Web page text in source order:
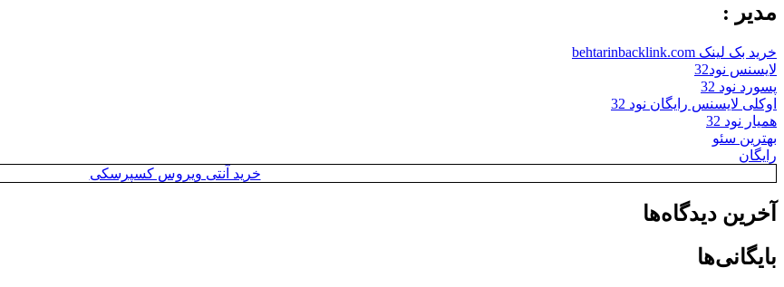
مدیر :
خرید بک لینک behtarinbacklink.com
لایسنس نود32
پسورد نود 32
اوکلی لایسنس رایگان نود 32
همیار نود 32
بهترین سئو
رایگان
خرید آنتی ویروس کسپرسکی
آخرین دیدگاه‌ها
بایگانی‌ها